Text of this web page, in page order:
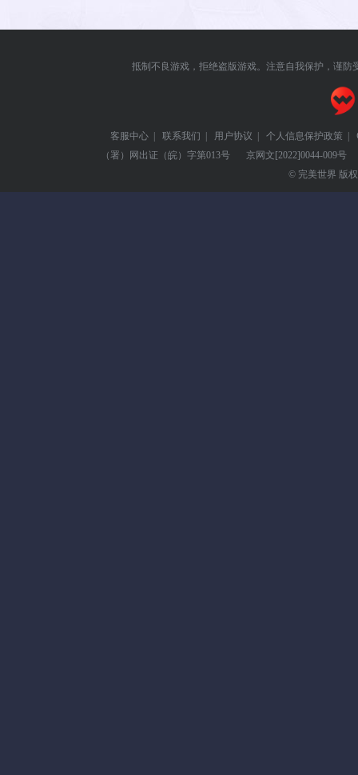
抵制不良游戏，拒绝盗版游戏。注意自我保护，谨防
客服中心 | 联系我们 | 用户协议 | 个人信息保护政策 |
（署）网出证（皖）字第013号
京网文[2022]0044-009号
© 完美世界 版权